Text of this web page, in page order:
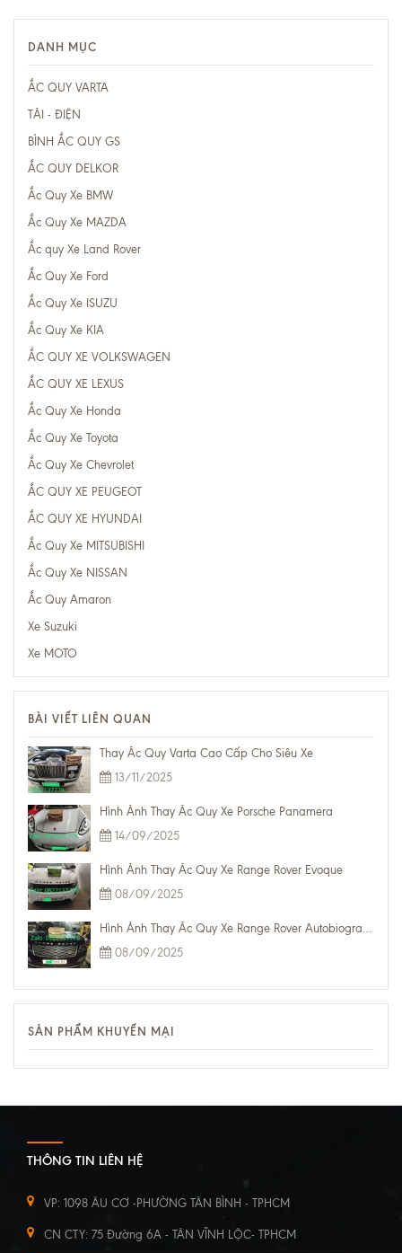
DANH MỤC
ẮC QUY VARTA
TẢI - ĐIỆN
BÌNH ẮC QUY GS
ẮC QUY DELKOR
Ắc Quy Xe BMW
Ắc Quy Xe MAZDA
Ắc quy Xe Land Rover
Ắc Quy Xe Ford
Ắc Quy Xe ISUZU
Ắc Quy Xe KIA
ẮC QUY XE VOLKSWAGEN
ẮC QUY XE LEXUS
Ắc Quy Xe Honda
Ắc Quy Xe Toyota
Ắc Quy Xe Chevrolet
ẮC QUY XE PEUGEOT
ẮC QUY XE HYUNDAI
Ắc Quy Xe MITSUBISHI
Ắc Quy Xe NISSAN
Ắc Quy Amaron
Xe Suzuki
Xe MOTO
BÀI VIẾT LIÊN QUAN
Thay Ắc Quy Varta Cao Cấp Cho Siêu Xe
13/11/2025
Hình Ảnh Thay Ắc Quy Xe Porsche Panamera
14/09/2025
Hình Ảnh Thay Ắc Quy Xe Range Rover Evoque
08/09/2025
08/09/2025
SẢN PHẨM KHUYẾN MẠI
THÔNG TIN LIÊN HỆ
VP: 1098 ÂU CƠ -PHƯỜNG TÂN BÌNH - TPHCM
CN CTY: 75 Đường 6A - TÂN VĨNH LỘC- TPHCM